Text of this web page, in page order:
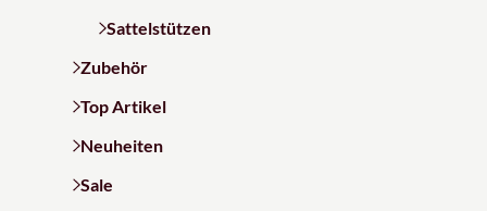
Sattelstützen
Zubehör
Top Artikel
Neuheiten
Sale